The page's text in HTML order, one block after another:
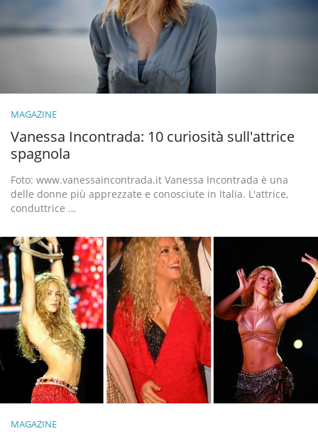
MAGAZINE
Vanessa Incontrada: 10 curiosità sull'attrice
spagnola
Foto: www.vanessaincontrada.it Vanessa Incontrada è una
delle donne più apprezzate e conosciute in Italia. L'attrice,
conduttrice …
MAGAZINE